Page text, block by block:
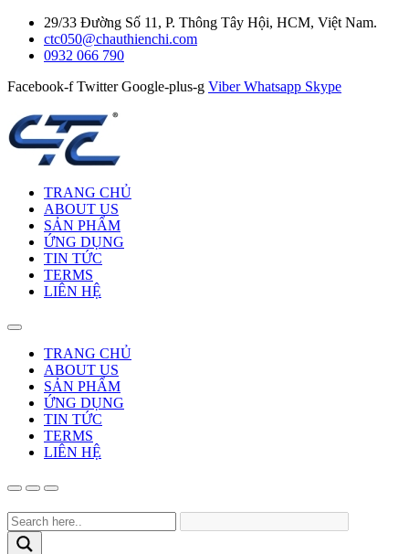
29/33 Đường Số 11, P. Thông Tây Hội, HCM, Việt Nam.
ctc050@chauthienchi.com
0932 066 790
Facebook-f Twitter Google-plus-g Viber Whatsapp Skype
TRANG CHỦ
ABOUT US
SẢN PHẨM
ỨNG DỤNG
TIN TỨC
TERMS
LIÊN HỆ
TRANG CHỦ
ABOUT US
SẢN PHẨM
ỨNG DỤNG
TIN TỨC
TERMS
LIÊN HỆ